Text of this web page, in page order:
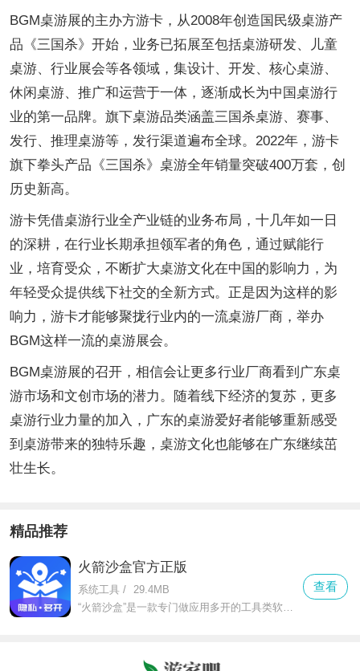
BGM桌游展的主办方游卡，从2008年创造国民级桌游产
品《三国杀》开始，业务已拓展至包括桌游研发、儿童
桌游、行业展会等各领域，集设计、开发、核心桌游、
休闲桌游、推广和运营于一体，逐渐成长为中国桌游行
业的第一品牌。旗下桌游品类涵盖三国杀桌游、赛事、
发行、推理桌游等，发行渠道遍布全球。2022年，游卡
旗下拳头产品《三国杀》桌游全年销量突破400万套，创
历史新高。
游卡凭借桌游行业全产业链的业务布局，十几年如一日
的深耕，在行业长期承担领军者的角色，通过赋能行
业，培育受众，不断扩大桌游文化在中国的影响力，为
年轻受众提供线下社交的全新方式。正是因为这样的影
响力，游卡才能够聚拢行业内的一流桌游厂商，举办
BGM这样一流的桌游展会。
BGM桌游展的召开，相信会让更多行业厂商看到广东桌
游市场和文创市场的潜力。随着线下经济的复苏，更多
桌游行业力量的加入，广东的桌游爱好者能够重新感受
到桌游带来的独特乐趣，桌游文化也能够在广东继续茁
壮生长。
精品推荐
火箭沙盒官方正版
系统工具 /
29.4MB
“火箭沙盒”是一款专门做应用多开的工具类软件，不管是微信、qq这类社交软件，还是抖音、淘宝这类娱乐购物app，都能轻松实现双开甚至多开。对于需要工作生活账号分开的人来说，它就是刚需工具。
查看